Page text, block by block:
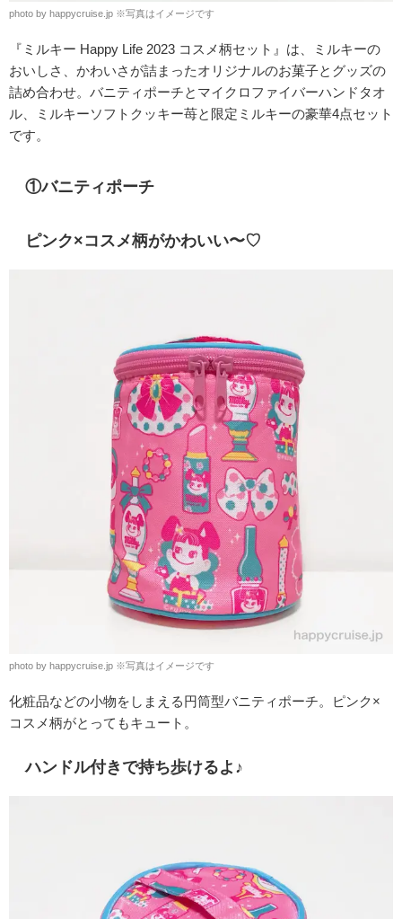
photo by happycruise.jp ※写真はイメージです
『ミルキー Happy Life 2023 コスメ柄セット』は、ミルキーの
おいしさ、かわいさが詰まったオリジナルのお菓子とグッズの
詰め合わせ。バニティポーチとマイクロファイバーハンドタオ
ル、ミルキーソフトクッキー苺と限定ミルキーの豪華4点セット
です。
①バニティポーチ
ピンク×コスメ柄がかわいい〜♡
photo by happycruise.jp ※写真はイメージです
化粧品などの小物をしまえる円筒型バニティポーチ。ピンク×
コスメ柄がとってもキュート。
ハンドル付きで持ち歩けるよ♪